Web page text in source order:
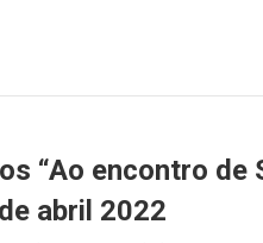
“Ao encontro de
abril 2022